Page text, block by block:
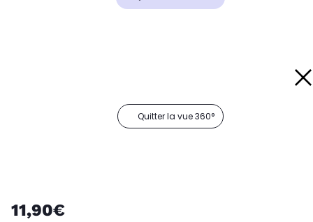
Quitter la vue 360°
11,90€